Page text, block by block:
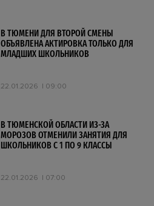
В ТЮМЕНИ ДЛЯ ВТОРОЙ СМЕНЫ
ОБЪЯВЛЕНА АКТИРОВКА ТОЛЬКО ДЛЯ
МЛАДШИХ ШКОЛЬНИКОВ
22.01.2026 09:00
В ТЮМЕНСКОЙ ОБЛАСТИ ИЗ-ЗА
МОРОЗОВ ОТМЕНИЛИ ЗАНЯТИЯ ДЛЯ
ШКОЛЬНИКОВ С 1 ПО 9 КЛАССЫ
22.01.2026 07:00